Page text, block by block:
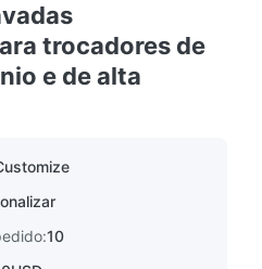
trocadores de
e de alta
10